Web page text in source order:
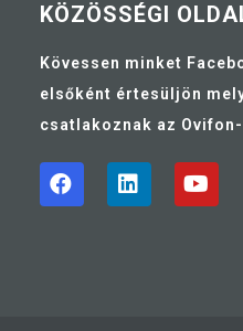
KÖZÖSSÉGI
Kövessen minket
elsőként értesüljön
csatlakoznak az